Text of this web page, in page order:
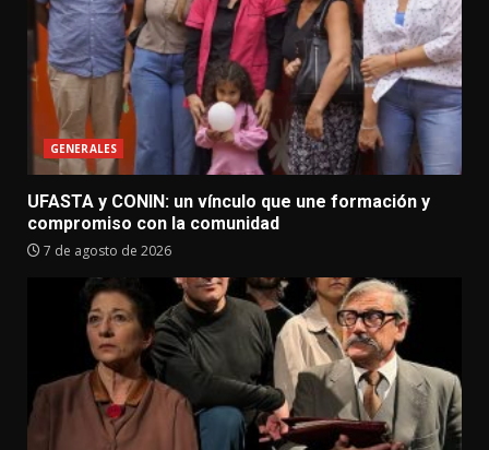
GENERALES
UFASTA y CONIN: un vínculo que une formación y
compromiso con la comunidad
7 de agosto de 2026